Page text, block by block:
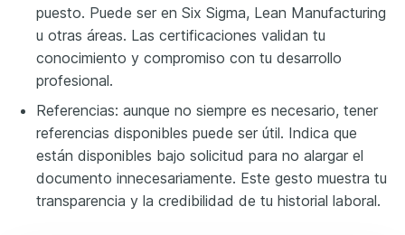
puesto. Puede ser en Six Sigma, Lean Manufacturing
u otras áreas. Las certificaciones validan tu
conocimiento y compromiso con tu desarrollo
profesional.
Referencias: aunque no siempre es necesario, tener
referencias disponibles puede ser útil. Indica que
están disponibles bajo solicitud para no alargar el
documento innecesariamente. Este gesto muestra tu
transparencia y la credibilidad de tu historial laboral.